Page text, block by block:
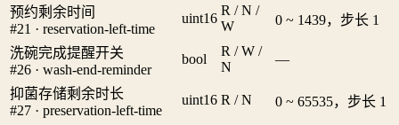
预约剩余时间
#21 · reservation-left-time
uint16
R / N /
W
0 ~ 1439，步长 1
洗碗完成提醒开关
#26 · wash-end-reminder
bool
R / W /
N
—
抑菌存储剩余时长
#27 · preservation-left-time
uint16 R / N 0 ~ 65535，步长 1